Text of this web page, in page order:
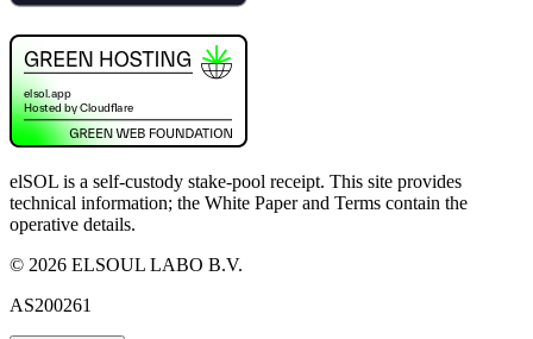
elSOL is a self-custody stake-pool receipt. This site provides
technical information; the White Paper and Terms contain the
operative details.
© 2026 ELSOUL LABO B.V.
AS200261